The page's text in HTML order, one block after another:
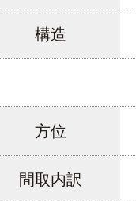
構造
方位
間取内訳